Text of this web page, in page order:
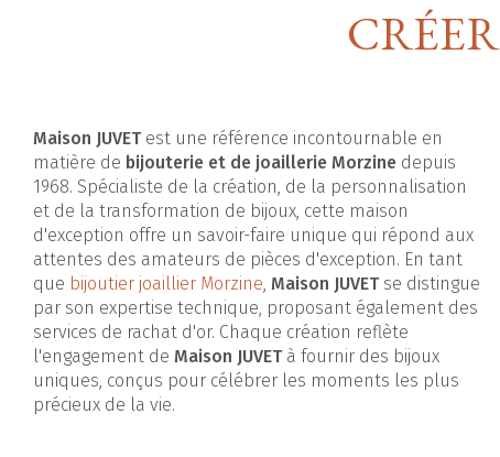
Maison JUVETest une référence incontournable en
matière de bijouterie et de joaillerie Morzine depuis
1968. Spécialiste de la création, de la personnalisation
et de la transformation de bijoux, cette maison
d'exception offre un savoir-faire unique qui répond aux
attentes des amateurs de pièces d'exception. En tant
que bijoutier joaillier Morzine, Maison JUVETse distingue
par son expertise technique, proposant également des
services de rachat d'or. Chaque création reflète
l'engagement de Maison JUVETà fournir des bijoux
uniques, conçus pour célébrer les moments les plus
précieux de la vie.